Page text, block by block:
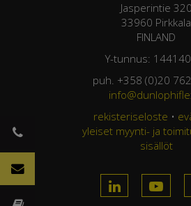
Jasperintie 320
33960 Pirkkala
FINLAND
Y-tunnus:
puh. +358 (0)20
rekisteriseloste •
yleiset myynti- ja
sisällöt